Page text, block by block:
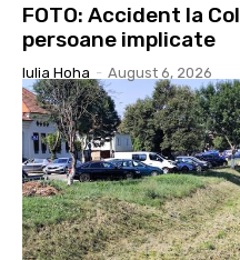
FOTO: Accident la
persoane implicate
Iulia Hoha - August 6, 2026